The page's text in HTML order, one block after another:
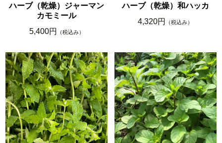
ハーブ（乾燥）ジャーマン
カモミール
5,400円
（税込み）
ハーブ（乾燥）和ハッカ
4,320円
（税込み）